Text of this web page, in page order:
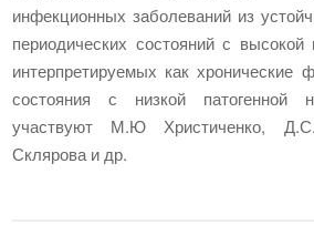
инфекционных заболеваний из
периодических состояний с высокой
интерпретируемых как хронические
состояния с низкой патогенной
участвуют М.Ю Христиченко,
Склярова и др.